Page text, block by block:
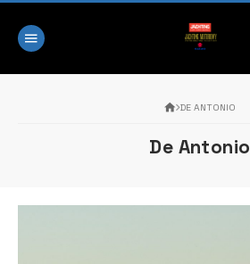
DE ANTONIO
De Antonio